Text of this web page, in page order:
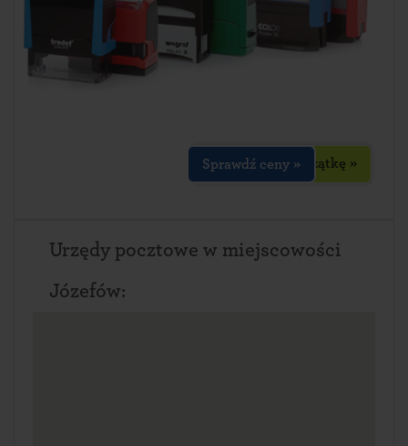
Zaprojektuj pieczątkę »
Sprawdź ceny »
Urzędy pocztowe w miejscowości
Józefów: